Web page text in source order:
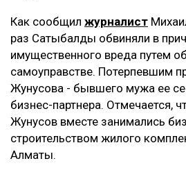
Как сообщил журналист
раз Сатыбалды обвиняли в
имущественного вреда путем
самоуправстве. Потерпевшим
Жунусова - бывшего мужа ее
бизнес-партнера. Отмечается,
Жунусов вместе занимались
строительством жилого
Алматы.